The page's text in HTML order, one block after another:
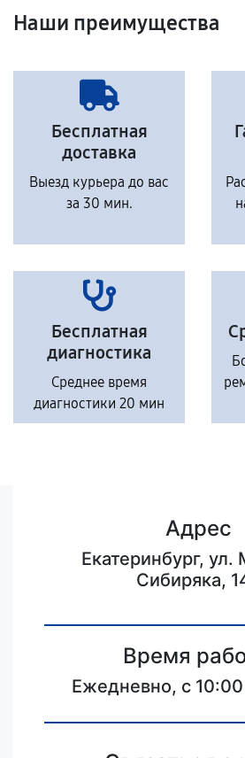
Наши преимущества
Бесплатная
доставка
Выезд курьера до вас
за 30 мин.
Бесплатная
диагностика
Среднее время
диагностики 20 мин
Адрес
Екатеринбург,
Сибиряка,
Время
Ежедневно, с